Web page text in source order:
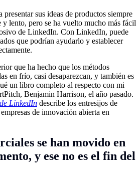
presentar sus ideas de productos siempre
lento, pero se ha vuelto mucho más fácil
de LinkedIn. Con LinkedIn, puede
que podrían ayudarlo y establecer
que ha hecho que los métodos
en frío, casi desaparezcan, y también es
un libro completo al respecto con mi
Benjamin Harrison, el año pasado.
LinkedIn describe los entresijos de
de innovación abierta en
se han movido en
y ese no es el fin del